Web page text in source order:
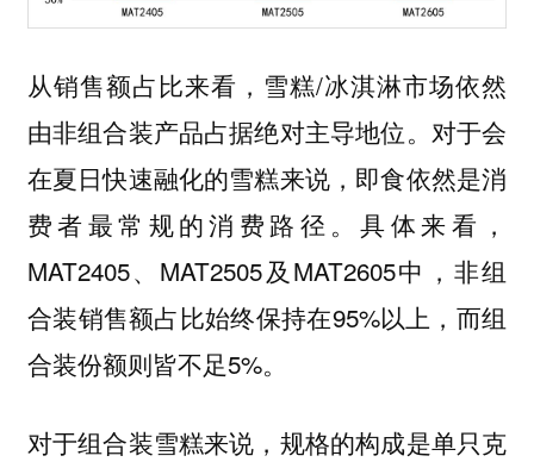
从销售额占比来看，雪糕/冰淇淋市场依然
由非组合装产品占据绝对主导地位。对于会
在夏日快速融化的雪糕来说，即食依然是消
费者最常规的消费路径。具体来看，
MAT2405、MAT2505及MAT2605中，非组
合装销售额占比始终保持在95%以上，而组
合装份额则皆不足5%。
对于组合装雪糕来说，规格的构成是单只克